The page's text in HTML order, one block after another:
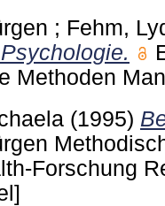
; Fehm,
Methoden
(1995)
Forschung